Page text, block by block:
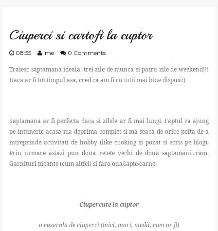
TRAIESTE
CREEAZA
SHOP
CONTACT
Ciuperci si cartofi la cuptor
08:55 ime 0 Comments
Traiesc saptamana ideala: trei zile de munca si patru zile de weekend!!!
Daca ar fi tot timpul asa, cred ca am fi cu totii mai bine dispusi:)
Saptamana ar fi perfecta daca si zilele ar fi mai lungi. Faptul ca ajung
pe intuneric acasa ma deprima complet si ma seaca de orice pofta de a
intreprinde activitati de hobby (like cooking si pozat si scris pe blog).
Prin urmare astazi pun doua retete vechi de doua saptamani...cam.
Garnituri picante (cum altfel) si fara oua/lapte/carne.
Ciupercute la cuptor
o caserola de ciuperci (mici, mari, medii, cum or fi)